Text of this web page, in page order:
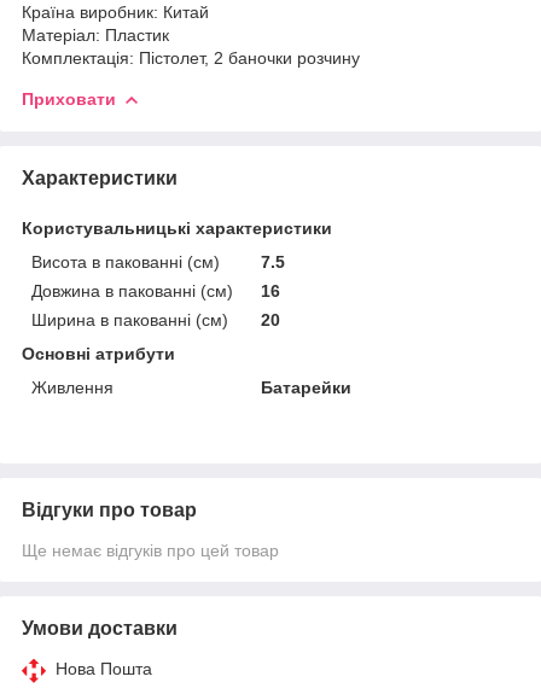
Країна виробник: Китай
Матеріал: Пластик
Комплектація: Пістолет, 2 баночки розчину
Приховати
Характеристики
Користувальницькі характеристики
Висота в пакованні (см)
7.5
Довжина в пакованні (см)
16
Ширина в пакованні (см)
20
Основні атрибути
Живлення
Батарейки
Відгуки про товар
Ще немає відгуків про цей товар
Умови доставки
Нова Пошта